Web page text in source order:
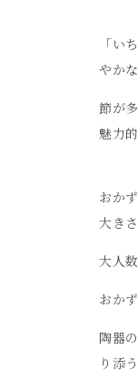
「い
やか
節が
魅力
おか
大きさ
大人
おか
陶器
り添